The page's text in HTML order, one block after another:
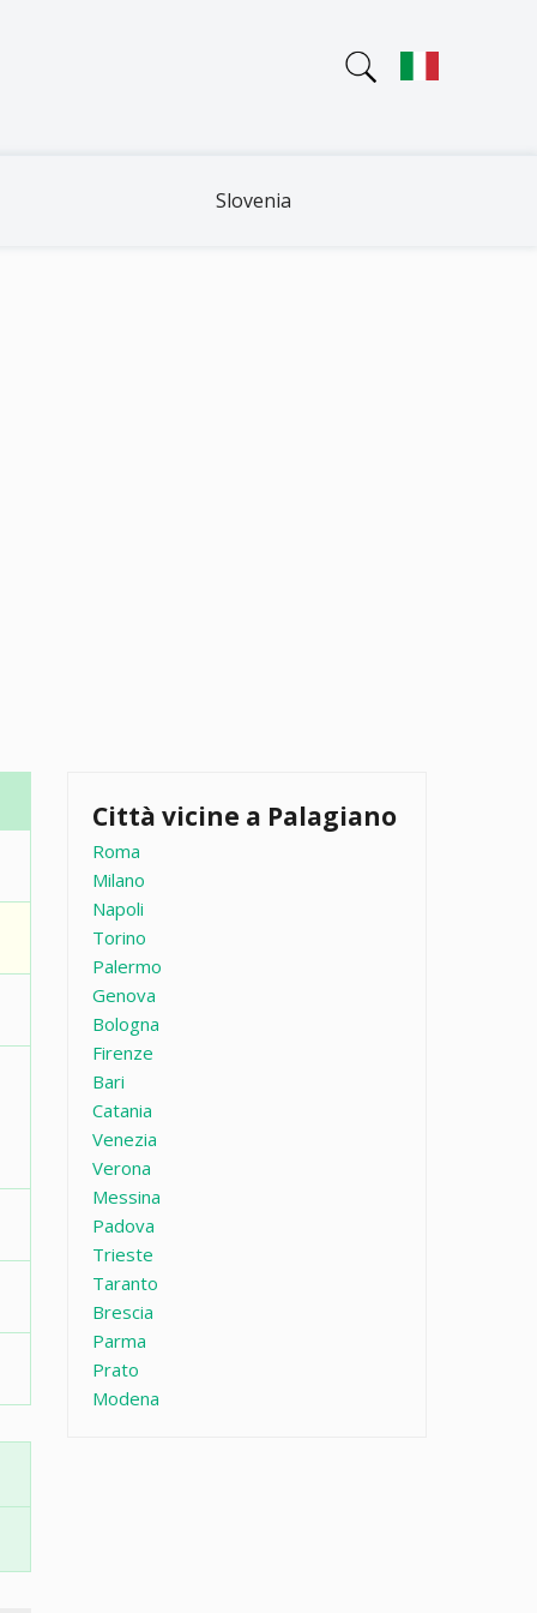
Slovenia
Città vicine a Palagiano
Roma
Milano
Napoli
Torino
Palermo
Genova
Bologna
Firenze
Bari
Catania
Venezia
Verona
Messina
Padova
Trieste
Taranto
Brescia
Parma
Prato
Modena